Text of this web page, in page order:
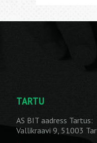
TARTU
AS BIT aadress Tartus:
Vallikraavi 9, 51003